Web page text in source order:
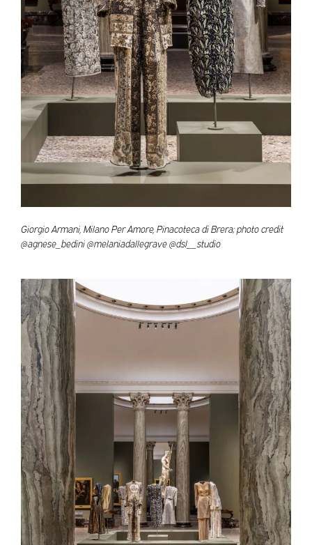
Giorgio Armani, Milano Per Amore, Pinacoteca di Brera; photo credit
@agnese_bedini @melaniadallegrave @dsl__studio